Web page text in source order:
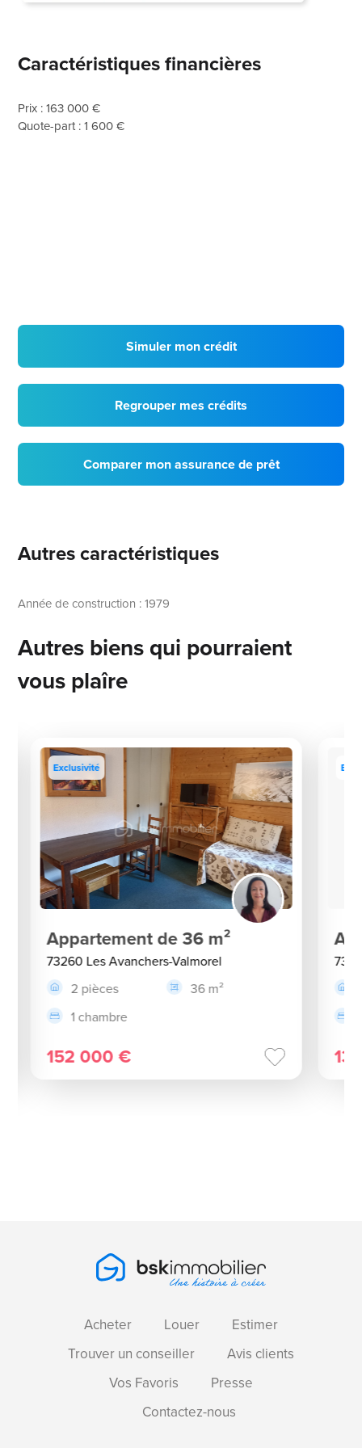
Caractéristiques financières
Prix : 163 000 €
Quote-part : 1 600 €
Simuler mon crédit
Regrouper mes crédits
Comparer mon assurance de prêt
Autres caractéristiques
Année de construction : 1979
Autres biens qui pourraient
vous plaîre
Exclusivité
Appartement de 36 m²
73260 Les Avanchers-Valmorel
2 pièces
36 m²
1 chambre
152 000 €
Acheter Louer
Estimer
Trouver un conseiller
Avis clients
Vos Favoris
Presse
Contactez-nous